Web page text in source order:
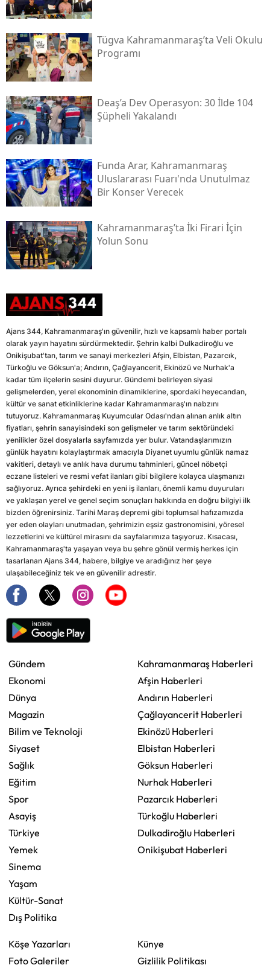
Tügva Kahramanmaraş’ta Veli Okulu
Programı
Deaş’a Dev Operasyon: 30 İlde 104
Şüpheli Yakalandı
Funda Arar, Kahramanmaraş
Uluslararası Fuarı'nda Unutulmaz
Bir Konser Verecek
Kahramanmaraş’ta İki Firari İçin
Yolun Sonu
Ajans 344, Kahramanmaraş'ın güvenilir, hızlı ve kapsamlı haber portalı
olarak yayın hayatını sürdürmektedir. Şehrin kalbi Dulkadiroğlu ve
Onikişubat'tan, tarım ve sanayi merkezleri Afşin, Elbistan, Pazarcık,
Türkoğlu ve Göksun'a; Andırın, Çağlayancerit, Ekinözü ve Nurhak'a
kadar tüm ilçelerin sesini duyurur. Gündemi belirleyen siyasi
gelişmelerden, yerel ekonominin dinamiklerine, spordaki heyecandan,
kültür ve sanat etkinliklerine kadar Kahramanmaraş'ın nabzını
tutuyoruz. Kahramanmaraş Kuyumcular Odası'ndan alınan anlık altın
fiyatları, şehrin sanayisindeki son gelişmeler ve tarım sektöründeki
yenilikler özel dosyalarla sayfamızda yer bulur. Vatandaşlarımızın
günlük hayatını kolaylaştırmak amacıyla Diyanet uyumlu günlük namaz
vakitleri, detaylı ve anlık hava durumu tahminleri, güncel nöbetçi
eczane listeleri ve resmi vefat ilanları gibi bilgilere kolayca ulaşmanızı
sağlıyoruz. Ayrıca şehirdeki en yeni iş ilanları, önemli kamu duyuruları
ve yaklaşan yerel ve genel seçim sonuçları hakkında en doğru bilgiyi ilk
bizden öğrenirsiniz. Tarihi Maraş depremi gibi toplumsal hafızamızda
yer eden olayları unutmadan, şehrimizin eşsiz gastronomisini, yöresel
lezzetlerini ve kültürel mirasını da sayfalarımıza taşıyoruz. Kısacası,
Kahramanmaraş'ta yaşayan veya bu şehre gönül vermiş herkes için
tasarlanan Ajans 344, habere, bilgiye ve aradığınız her şeye
ulaşabileceğiniz tek ve en güvenilir adrestir.
Gündem
Ekonomi
Dünya
Magazin
Bilim ve Teknoloji
Siyaset
Sağlık
Eğitim
Spor
Asayiş
Türkiye
Yemek
Sinema
Yaşam
Kültür-Sanat
Dış Politika
Kahramanmaraş Haberleri
Afşin Haberleri
Andırın Haberleri
Çağlayancerit Haberleri
Ekinözü Haberleri
Elbistan Haberleri
Göksun Haberleri
Nurhak Haberleri
Pazarcık Haberleri
Türkoğlu Haberleri
Dulkadiroğlu Haberleri
Onikişubat Haberleri
Köşe Yazarları
Foto Galeriler
Künye
Gizlilik Politikası